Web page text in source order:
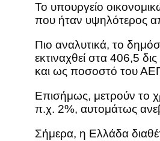
Το υπουργείο
που ήταν υψηλότερος
Πιο αναλυτικά, το
εκτιναχθεί στα 406,5
και ως ποσοστό του
Επισήμως, μετρούν το
π.χ. 2%, αυτομάτως
Σήμερα, η Ελλάδα